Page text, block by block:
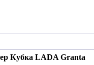
Кубка LADA Granta